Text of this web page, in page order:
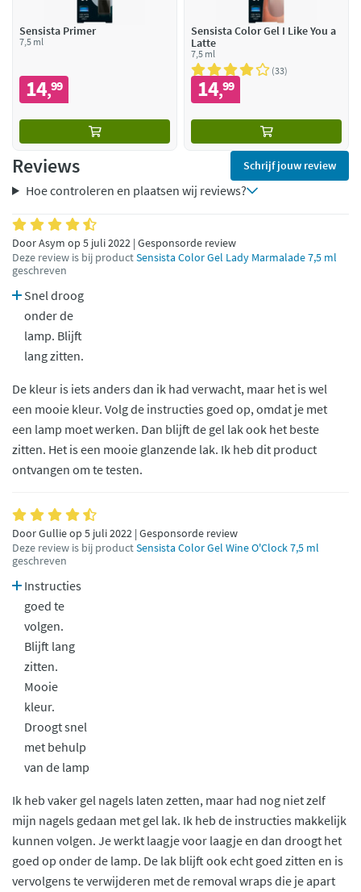
Sensista Primer
7,5 ml
14,99
Sensista Color Gel I Like You a
Latte
7,5 ml
33
14,99
Reviews Schrijf jouw review
Hoe controleren en plaatsen wij reviews?
Door Asym op 5 juli 2022 | Gesponsorde review
Deze review is bij productSensista Color Gel Lady Marmalade 7,5 ml
geschreven
Snel droog
onder de
lamp. Blijft
lang zitten.
De kleur is iets anders dan ik had verwacht, maar het is wel
een mooie kleur. Volg de instructies goed op, omdat je met
een lamp moet werken. Dan blijft de gel lak ook het beste
zitten. Het is een mooie glanzende lak. Ik heb dit product
ontvangen om te testen.
Door Gullie op 5 juli 2022 | Gesponsorde review
Deze review is bij productSensista Color Gel Wine O'Clock 7,5 ml
geschreven
Instructies
goed te
volgen.
Blijft lang
zitten.
Mooie
kleur.
Droogt snel
met behulp
van de lamp
Ik heb vaker gel nagels laten zetten, maar had nog niet zelf
mijn nagels gedaan met gel lak. Ik heb de instructies makkelijk
kunnen volgen. Je werkt laagje voor laagje en dan droogt het
goed op onder de lamp. De lak blijft ook echt goed zitten en is
vervolgens te verwijderen met de removal wraps die je apart